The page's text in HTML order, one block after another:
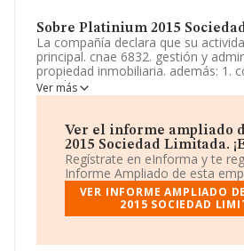
Sobre Platinium 2015
La compañía declara que su
principal. cnae 6832. gestión y
propiedad inmobiliaria. además: 1.
instalaciones y mantenimiento. 2.
mayor y al por menor. distribución
la compra y venta de todo tipo d.
inscrita en el Registro Mercantil
Limitada. Clasifica su actividad
administración de la propiedad
6832. La sociedad no tiene
exteriores.
al 2024 y teniendo en cuenta la
Ver más
Ver el informe ampliado
2015 Sociedad Limitada.
Regístrate en eInforma y te
Informe Ampliado de esta
VER INFORME AMPLIADO
2015 SOCIEDAD